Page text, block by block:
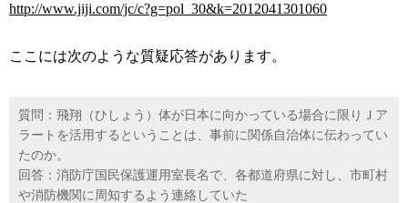
http://www.jiji.com/jc/c?g=pol_30&k=2012041301060
ここには次のような質疑応答があります。
質問：飛翔（ひしょう）体が日本に向かっている場合に限りＪア
ラートを活用するということは、事前に関係自治体に伝わってい
たのか。
回答：消防庁国民保護運用室長名で、各都道府県に対し、市町村
や消防機関に周知するよう連絡していた